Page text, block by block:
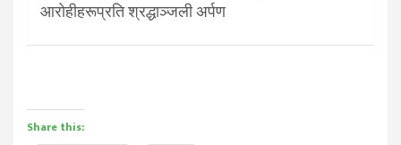
आरोहीहरूप्रति श्रद्धाञ्जली अर्पण
Share this: